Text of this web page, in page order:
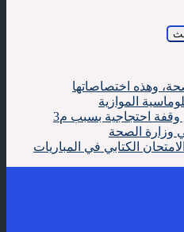
وهذه اختصاصاتها
الموازية
احتجاجية بسبب م3
الكتابي في المباريات